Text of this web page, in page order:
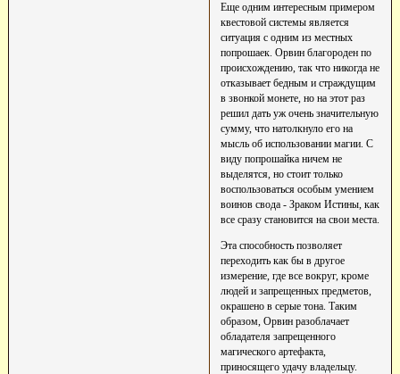
Еще одним интересным примером
квестовой системы является
ситуация с одним из местных
попрошаек. Орвин благороден по
происхождению, так что никогда не
отказывает бедным и страждущим
в звонкой монете, но на этот раз
решил дать уж очень значительную
сумму, что натолкнуло его на
мысль об использовании магии. С
виду попрошайка ничем не
выделятся, но стоит только
воспользоваться особым умением
воинов свода - Зраком Истины, как
все сразу становится на свои места.
Эта способность позволяет
переходить как бы в другое
измерение, где все вокруг, кроме
людей и запрещенных предметов,
окрашено в серые тона. Таким
образом, Орвин разоблачает
обладателя запрещенного
магического артефакта,
приносящего удачу владельцу.